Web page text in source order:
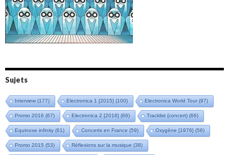
Amazônia (2021)
Oxymore (2022)
Versailles 400 (2024)
Live in Bratislava (2025)
Sujets
Interview(177) Electronica 1 [2015] (100) Electronica World Tour(97)
Promo 2016 (67) Electronica 2 [2016] (66) Tracklist (concert) (66)
Equinoxe infinity(61) Concerts en France (59) Oxygène [1976] (56)
Promo 2015 (53) Réflexions sur la musique (38)